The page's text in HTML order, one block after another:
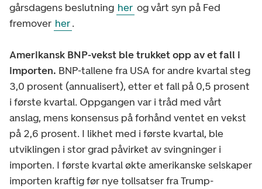
gårsdagens beslutning her og vårt syn på Fed
fremover her.
Amerikansk BNP-vekst ble trukket opp av et fall i
importen. BNP-tallene fra USA for andre kvartal steg
3,0 prosent (annualisert), etter et fall på 0,5 prosent
i første kvartal. Oppgangen var i tråd med vårt
anslag, mens konsensus på forhånd ventet en vekst
på 2,6 prosent. I likhet med i første kvartal, ble
utviklingen i stor grad påvirket av svingninger i
importen. I første kvartal økte amerikanske selskaper
importen kraftig før nye tollsatser fra Trump-